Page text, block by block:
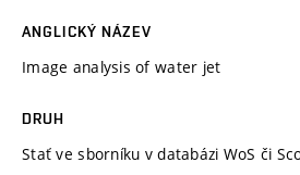
ANGLICKÝ NÁZEV
Image analysis of water jet
DRUH
Stať ve sborníku v databázi WoS či